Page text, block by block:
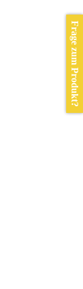
Frage zum Produkt?